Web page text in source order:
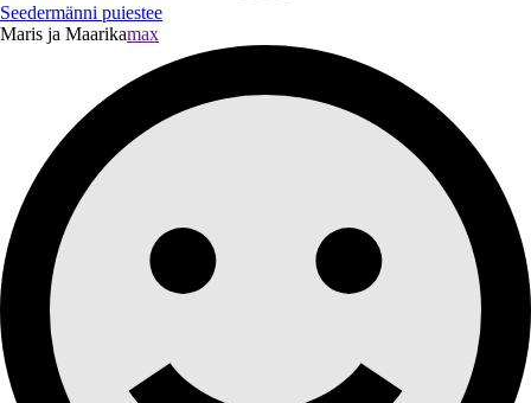
Seedermänni puiestee
Maris ja Maarikamax